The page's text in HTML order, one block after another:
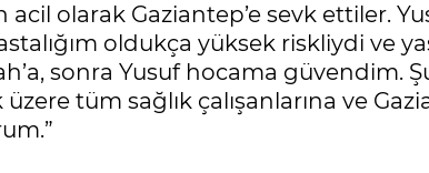
acil olarak Gaziantep’e sevk ettiler.
oldukça yüksek riskliydi ve
sonra Yusuf hocama güvendim.
üzere tüm sağlık çalışanlarına ve